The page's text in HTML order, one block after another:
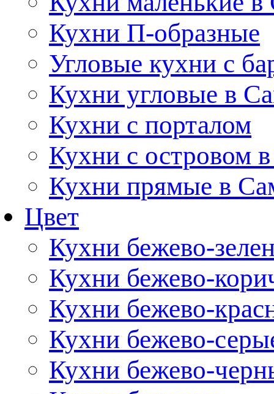
Кухни П-образные
Угловые кухни с
Кухни угловые в
Кухни с порталом
Кухни с островом
Кухни прямые в
Цвет
Кухни бежево-
Кухни бежево-
Кухни бежево-
Кухни бежево-
Кухни бежево-